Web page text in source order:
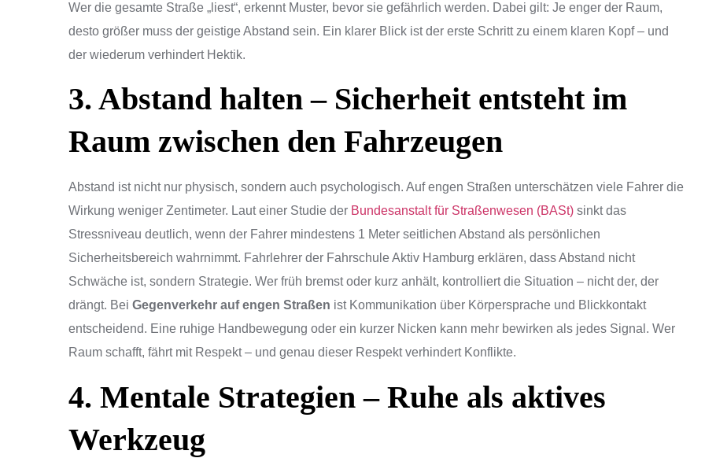
Wer die gesamte Straße „liest“, erkennt Muster, bevor sie gefährlich werden. Dabei gilt: Je enger der Raum,
desto größer muss der geistige Abstand sein. Ein klarer Blick ist der erste Schritt zu einem klaren Kopf – und
der wiederum verhindert Hektik.
3. Abstand halten – Sicherheit entsteht im
Raum zwischen den Fahrzeugen
Abstand ist nicht nur physisch, sondern auch psychologisch. Auf engen Straßen unterschätzen viele Fahrer die
Wirkung weniger Zentimeter. Laut einer Studie der Bundesanstalt für Straßenwesen (BASt) sinkt das
Stressniveau deutlich, wenn der Fahrer mindestens 1 Meter seitlichen Abstand als persönlichen
Sicherheitsbereich wahrnimmt. Fahrlehrer der Fahrschule Aktiv Hamburg erklären, dass Abstand nicht
Schwäche ist, sondern Strategie. Wer früh bremst oder kurz anhält, kontrolliert die Situation – nicht der, der
drängt. Bei Gegenverkehr auf engen Straßen ist Kommunikation über Körpersprache und Blickkontakt
entscheidend. Eine ruhige Handbewegung oder ein kurzer Nicken kann mehr bewirken als jedes Signal. Wer
Raum schafft, fährt mit Respekt – und genau dieser Respekt verhindert Konflikte.
4. Mentale Strategien – Ruhe als aktives
Werkzeug